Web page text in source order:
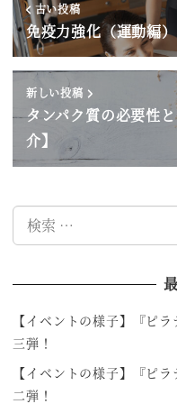
古い投稿
免疫力強化（運動編）
新しい投稿
タンパク質の必要性
介】
検
索
【イベントの様子】『ピラ
三弾！
【イベントの様子】『ピラ
二弾！